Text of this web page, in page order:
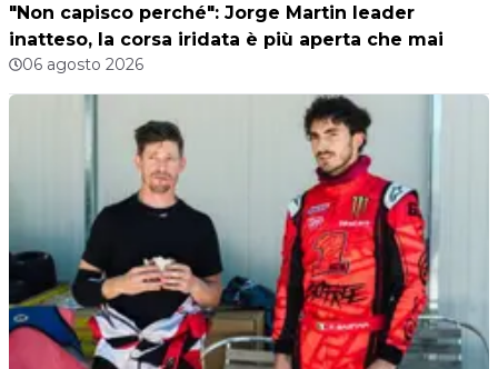
"Non capisco perché": Jorge Martin leader
inatteso, la corsa iridata è più aperta che mai
06 agosto 2026